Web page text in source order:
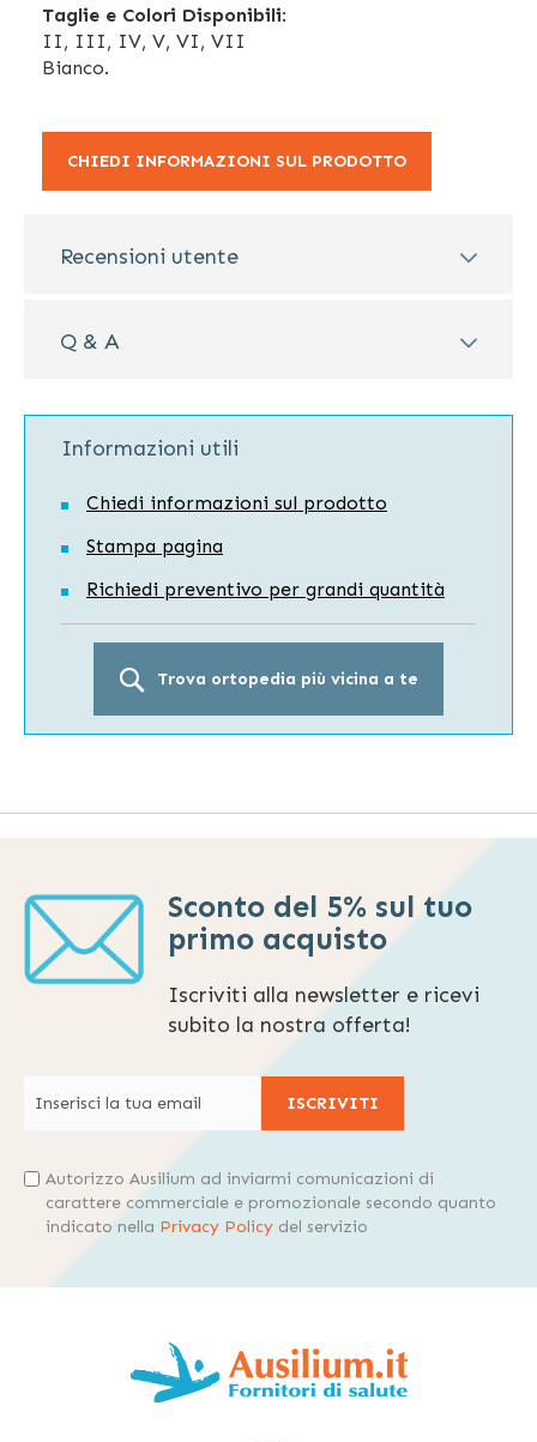
Taglie e Colori Disponibili:
II, III, IV, V, VI, VII
Bianco.
CHIEDI INFORMAZIONI SUL PRODOTTO
Recensioni utente
Q & A
Informazioni utili
Chiedi informazioni sul prodotto
Stampa pagina
Richiedi preventivo per grandi quantità
Trova ortopedia più vicina a te
Sconto del 5% sul tuo
primo acquisto
Iscriviti alla newsletter e ricevi
subito la nostra offerta!
ISCRIVITI
Autorizzo Ausilium ad inviarmi comunicazioni di
carattere commerciale e promozionale secondo quanto
indicato nella Privacy Policy del servizio